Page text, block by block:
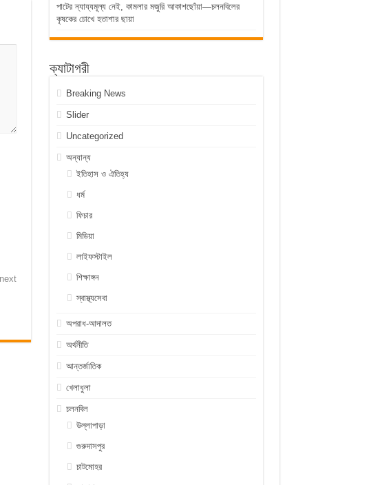
পাটের ন্যায্যমূল্য নেই, কামলার মজুরি আকাশছোঁয়া—চলনবিলের
কৃষকের চোখে হতাশার ছায়া
ক্যাটাগরী
Breaking News
Slider
Uncategorized
অন্যান্য
ইতিহাস ও ঐতিহ্য
ধর্ম
ফিচার
মিডিয়া
লাইফস্টাইল
শিক্ষাঙ্গন
স্বাস্থ্যসেবা
অপরাধ-আদালত
অর্থনীতি
আন্তর্জাতিক
খেলাধুলা
চলনবিল
উল্লাপাড়া
গুরুদাসপুর
চাটমোহর